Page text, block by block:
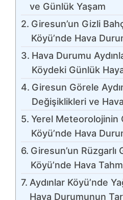
ve Günlük Yaşam
Giresun’un Gizli
Köyü’nde Hava
Hava Durumu
Köydeki Günlük
Giresun Görele
Değişiklikleri ve
Yerel Meteorolojinin
Köyü’nde Hava
Giresun’un Rüzgarlı
Köyü’nde Hava
Aydınlar Köyü’nde
Hava Durumunun